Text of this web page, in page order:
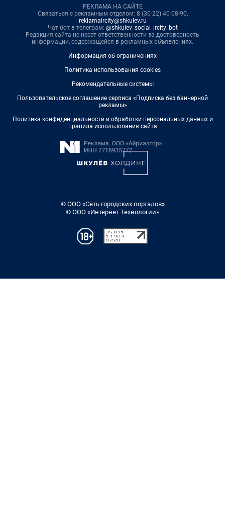
РЕКЛАМА НА САЙТЕ
Связаться с рекламным отделом: 8 (30-22) 40-08-90,
reklamaircity@shkulev.ru
Чат-бот в телеграм: @shkulev_social_ircity_bot
Редакция сайта не несет ответственности за достоверность
информации, содержащейся в рекламных объявлениях.
Информация об ограничениях
Политика использования cookies
Рекомендательные системы
Пользовательское соглашение сервиса «Подписка без баннерной
рекламы»
Политика конфиденциальности и обработки персональных данных и
правила использования сайта
© ООО «Сеть городских порталов»
© ООО «Интернет Технологии»